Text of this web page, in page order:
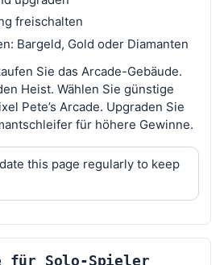
freischalten
Bargeld, Gold oder Diamanten
Sie das Arcade-Gebäude.
Heist. Wählen Sie günstige
Pete’s Arcade. Upgraden Sie
für höhere Gewinne.
this page regularly to keep
für Solo-Spieler